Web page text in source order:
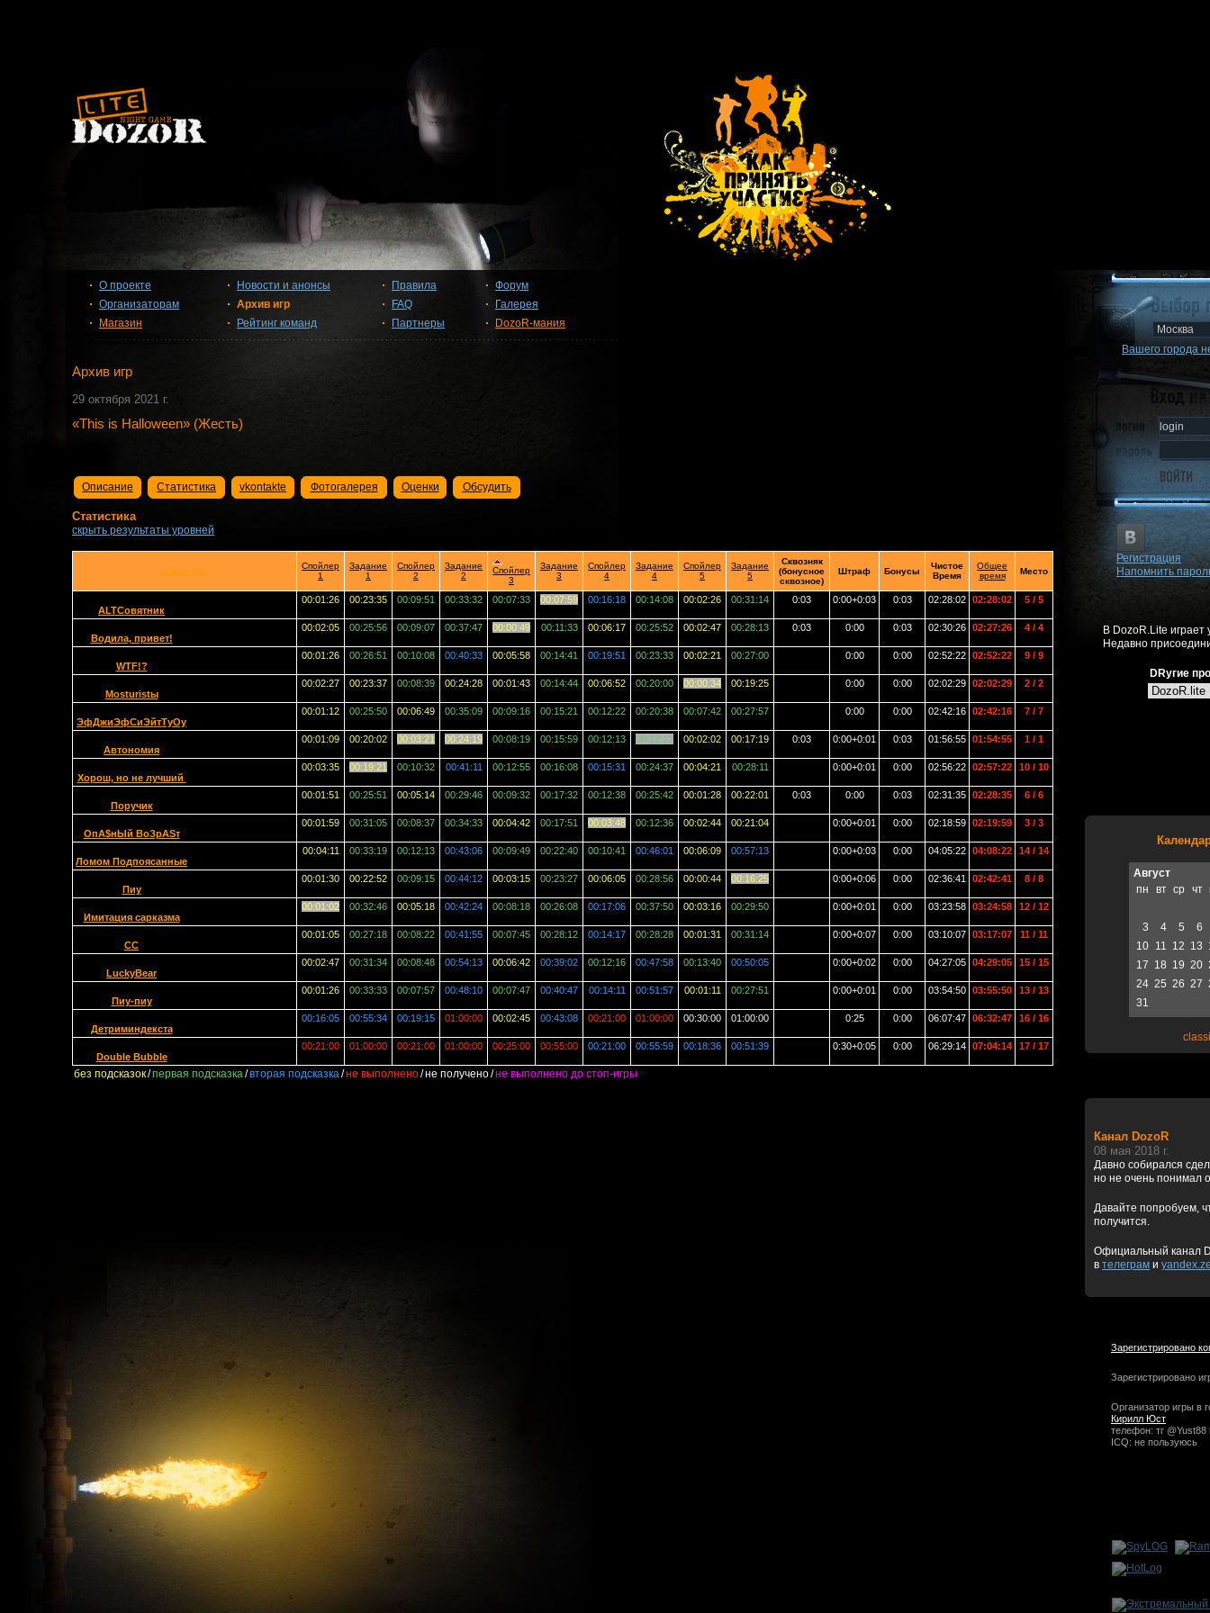
О проекте
Организаторам
Магазин
Новости и анонсы
Архив игр
Рейтинг команд
Правила
FAQ
Партнеры
Форум
Галерея
DozoR-мания
Архив игр
29 октября 2021 г.
«This is Halloween» (Жесть)
Описание Статистика vkontakte Фотогалерея Оценки Обсудить
Статистика
скрыть результаты уровней
КОМАНДЫ
Спойлер
1
Задание
1
Спойлер
2
Задание
2
Спойлер
3
Задание
3
Спойлер
4
Задание
4
Спойлер
5
Задание
5
Сквозняк
(бонусное
сквозное)
Штраф Бонусы
Чистое
Время
Общее
время
Место
ALTСовятник
00:01:26 00:23:35 00:09:51 00:33:32 00:07:33 00:07:59 00:16:18 00:14:08 00:02:26 00:31:14 0:03 0:00+0:03 0:03 02:28:02 02:28:02 5 / 5
Водила, привет!
00:02:05 00:25:56 00:09:07 00:37:47 00:00:49 00:11:33 00:06:17 00:25:52 00:02:47 00:28:13 0:03 0:00 0:03 02:30:26 02:27:26 4 / 4
WTF!?
00:01:26 00:26:51 00:10:08 00:40:33 00:05:58 00:14:41 00:19:51 00:23:33 00:02:21 00:27:00 0:00 0:00 02:52:22 02:52:22 9 / 9
Mosturistы
00:02:27 00:23:37 00:08:39 00:24:28 00:01:43 00:14:44 00:06:52 00:20:00 00:00:34 00:19:25 0:00 0:00 02:02:29 02:02:29 2 / 2
ЭфДжиЭфСиЭйтТуОу
00:01:12 00:25:50 00:06:49 00:35:09 00:09:16 00:15:21 00:12:22 00:20:38 00:07:42 00:27:57 0:00 0:00 02:42:16 02:42:16 7 / 7
Автономия
00:01:09 00:20:02 00:03:21 00:24:19 00:08:19 00:15:59 00:12:13 00:12:12 00:02:02 00:17:19 0:03 0:00+0:01 0:03 01:56:55 01:54:55 1 / 1
Хорош, но не лучший
00:03:35 00:19:21 00:10:32 00:41:11 00:12:55 00:16:08 00:15:31 00:24:37 00:04:21 00:28:11 0:00+0:01 0:00 02:56:22 02:57:22 10 / 10
Поручик
00:01:51 00:25:51 00:05:14 00:29:46 00:09:32 00:17:32 00:12:38 00:25:42 00:01:28 00:22:01 0:03 0:00 0:03 02:31:35 02:28:35 6 / 6
OпА$нЫй ВоЗрАSт
00:01:59 00:31:05 00:08:37 00:34:33 00:04:42 00:17:51 00:03:48 00:12:36 00:02:44 00:21:04 0:00+0:01 0:00 02:18:59 02:19:59 3 / 3
Ломом Подпоясанные
00:04:11 00:33:19 00:12:13 00:43:06 00:09:49 00:22:40 00:10:41 00:46:01 00:06:09 00:57:13 0:00+0:03 0:00 04:05:22 04:08:22 14 / 14
Пиу
00:01:30 00:22:52 00:09:15 00:44:12 00:03:15 00:23:27 00:06:05 00:28:56 00:00:44 00:16:25 0:00+0:06 0:00 02:36:41 02:42:41 8 / 8
Имитация сарказма
00:01:02 00:32:46 00:05:18 00:42:24 00:08:18 00:26:08 00:17:06 00:37:50 00:03:16 00:29:50 0:00+0:01 0:00 03:23:58 03:24:58 12 / 12
СС
00:01:05 00:27:18 00:08:22 00:41:55 00:07:45 00:28:12 00:14:17 00:28:28 00:01:31 00:31:14 0:00+0:07 0:00 03:10:07 03:17:07 11 / 11
LuckyBear
00:02:47 00:31:34 00:08:48 00:54:13 00:06:42 00:39:02 00:12:16 00:47:58 00:13:40 00:50:05 0:00+0:02 0:00 04:27:05 04:29:05 15 / 15
Пиу-пиу
00:01:26 00:33:33 00:07:57 00:48:10 00:07:47 00:40:47 00:14:11 00:51:57 00:01:11 00:27:51 0:00+0:01 0:00 03:54:50 03:55:50 13 / 13
Детриминдекста
00:16:05 00:55:34 00:19:15 01:00:00 00:02:45 00:43:08 00:21:00 01:00:00 00:30:00 01:00:00 0:25 0:00 06:07:47 06:32:47 16 / 16
Double Bubble
00:21:00 01:00:00 00:21:00 01:00:00 00:25:00 00:55:00 00:21:00 00:55:59 00:18:36 00:51:39 0:30+0:05 0:00 06:29:14 07:04:14 17 / 17
без подсказок/первая подсказка/вторая подсказка/не выполнено/не получено/не выполнено до стоп-игры
Вашего города
Регистрация
Напомнить
В DozoR.Lite играет
Недавно
DRугие
Август
пн
вт ср чт
3 4 5
6
10 11 12 13
17 18 19 20
24 25 26 27
31
Канал DozoR
08 мая 2018 г.
Давно собирался
но не очень понимал
Давайте попробуем,
получится.
Официальный канал
в телеграм и
Зарегистрировано
Зарегистрировано
Организатор игры в
Кирилл Юст
телефон: тг
ICQ: не пользуюсь